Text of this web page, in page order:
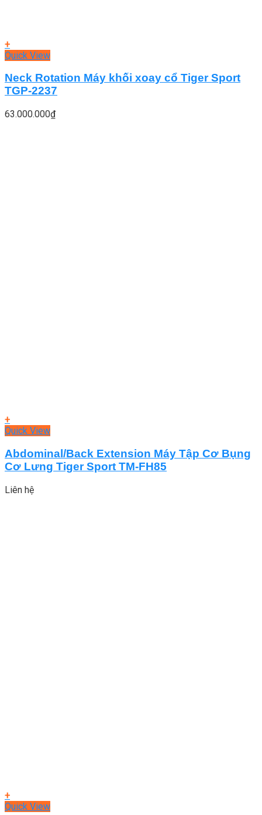
+
Quick View
Neck Rotation Máy khối xoay cổ Tiger Sport
TGP-2237
63.000.000₫
+
Quick View
Abdominal/Back Extension Máy Tập Cơ Bụng
Cơ Lưng Tiger Sport TM-FH85
Liên hệ
+
Quick View